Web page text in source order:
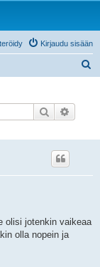
Kirjaudu sisään
Etsi
olisi jotenkin vaikeaa
olla nopein ja